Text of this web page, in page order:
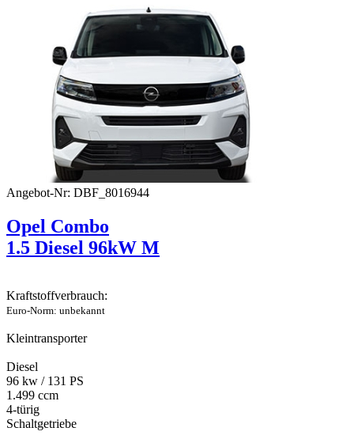
Angebot-Nr: DBF_8016944
Opel Combo
1.5 Diesel 96kW M
Kraftstoffverbrauch:
Euro-Norm: unbekannt
Kleintransporter
Diesel
96 kw / 131 PS
1.499 ccm
4-türig
Schaltgetriebe